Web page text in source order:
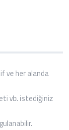
ve her alanda
vb. istediğiniz